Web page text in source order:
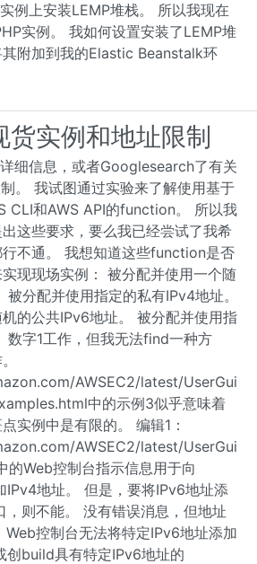
例上安装LEMP堆栈。 所以我现在
实例。 我如何设置安装了LEMP堆
附加到我的Elastic Beanstalk环
货实例和地址限制
细信息，或者Googlesearch了有关
。 我试图通过实验来了解使用基于
CLI和AWS API的function。 所以我
这些要求，要么我已经尝试了我希
不通。 我想知道这些function是否
现现场实例： 被分配并使用一个随
分配并使用指定的私有IPv4地址。
的公共IPv6地址。 被分配并使用指
数字1工作，但我无法find一种方
AWSEC2/latest/UserGui
中的示例3似乎意味着
实例中是有限的。 编辑1：
AWSEC2/latest/UserGui
Web控制台指示信息用于向
地址。 但是，要将IPv6地址添
则不能。 没有错误消息，但地址
控制台无法将特定IPv6地址添加
build具有特定IPv6地址的